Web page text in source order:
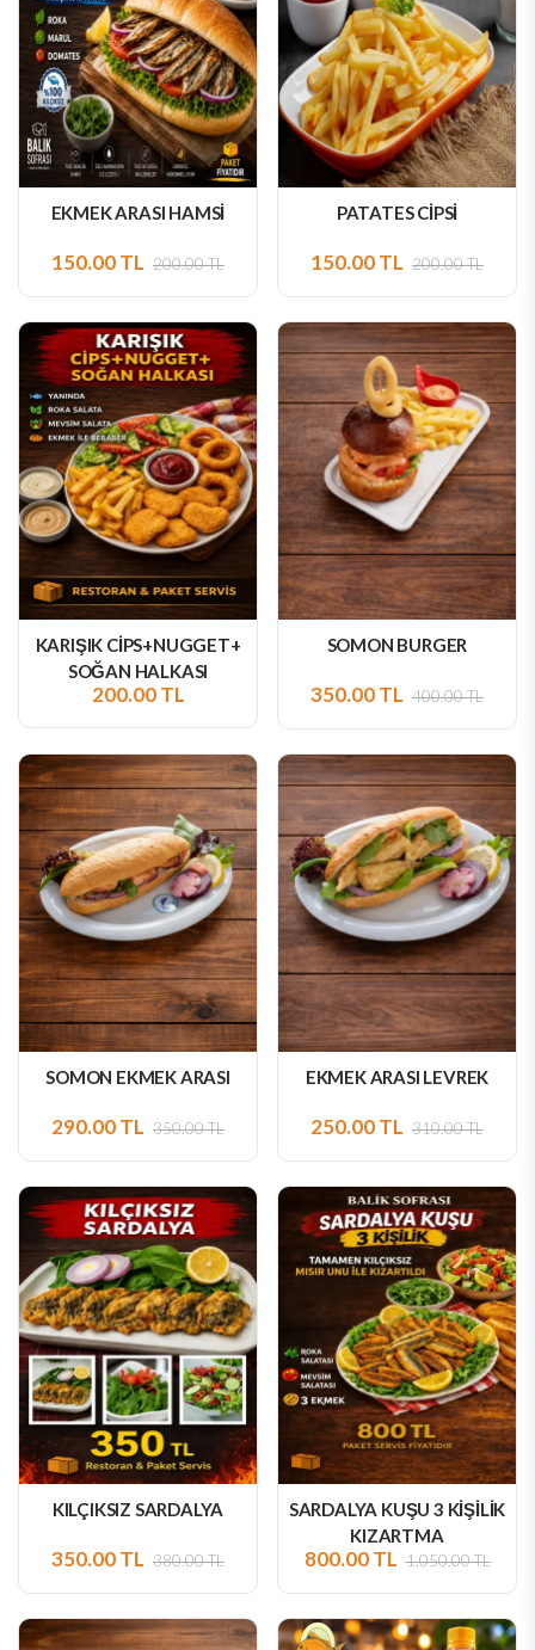
EKMEK ARASI HAMSİ
150.00 TL
PATATES CİPSİ
150.00 TL
KARIŞIK CİPS+NUGGET+
SOĞAN HALKASI
200.00 TL
SOMON BURGER
350.00 TL
SOMON EKMEK ARASI
290.00 TL
EKMEK ARASI LEVREK
250.00 TL
KILÇIKSIZ SARDALYA
350.00 TL
SARDALYA KUŞU 3 KİŞİLİK
KIZARTMA
800.00 TL 1,050.00 TL